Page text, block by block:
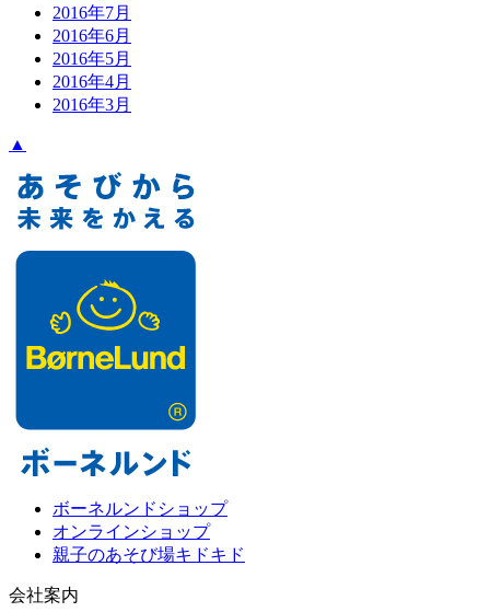
2016年7月
2016年6月
2016年5月
2016年4月
2016年3月
▲
ボーネルンドショップ
オンラインショップ
親子のあそび場キドキド
会社案内